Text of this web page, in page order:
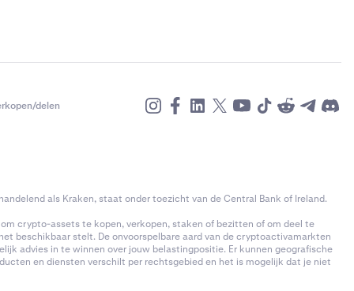
kunt deze
we
op je
van 4
delen
als Kraken, staat onder toezicht van de Central Bank of Ireland.
crypto-assets te kopen, verkopen, staken of bezitten of om deel te
beschikbaar stelt. De onvoorspelbare aard van de cryptoactivamarkten
advies in te winnen over jouw belastingpositie. Er kunnen geografische
en diensten verschilt per rechtsgebied en het is mogelijk dat je niet